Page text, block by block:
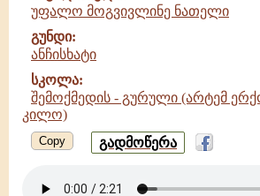
უფალო მოგვივლინე ნათელი
გუნდი:
ანჩისხატი
სკოლა:
შემოქმედის - გურული (არტემ
კილო)
Copy გადმოწერა